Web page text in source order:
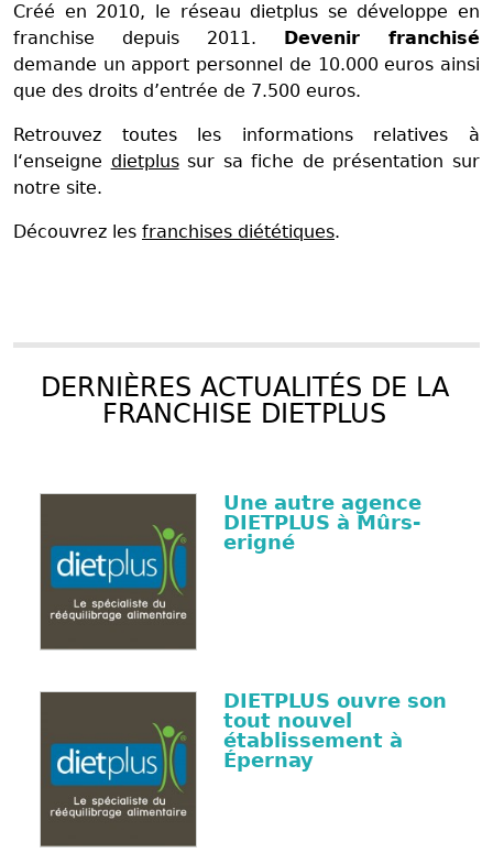
Créé en 2010, le réseau dietplus se développe en
franchise depuis 2011.
Devenir franchisé
demande un apport personnel de 10.000 euros ainsi
que des droits d’entrée de 7.500 euros.
Retrouvez toutes les informations relatives à
l‘enseigne dietplussur sa fiche de présentation sur
notre site.
Découvrez les franchises diététiques.
DERNIÈRES ACTUALITÉS DE LA
FRANCHISE DIETPLUS
Une autre agence
DIETPLUS à Mûrs-
erigné
DIETPLUS ouvre son
tout nouvel
établissement à
Épernay